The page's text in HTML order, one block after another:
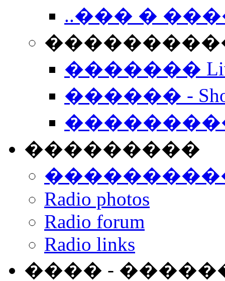
..��� �
����������
�������
������ -
���������
Radio photos
Radio forum
Radio links
���� -